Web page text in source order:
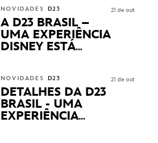
APRESENTAÇÕES E
PRODUTOS EXCLUSIVOS
NO TRANSAMÉRICA EXPO
CENTER EM SÃO PAULO
NOVIDADES D23
A D23 BRASIL –
UMA EXPERIÊNCIA
DISNEY ESTÁ
21 de out
NOVIDADES D23
DETALHES DA D23
BRASIL - UMA
EXPERIÊNCIA
21 de out